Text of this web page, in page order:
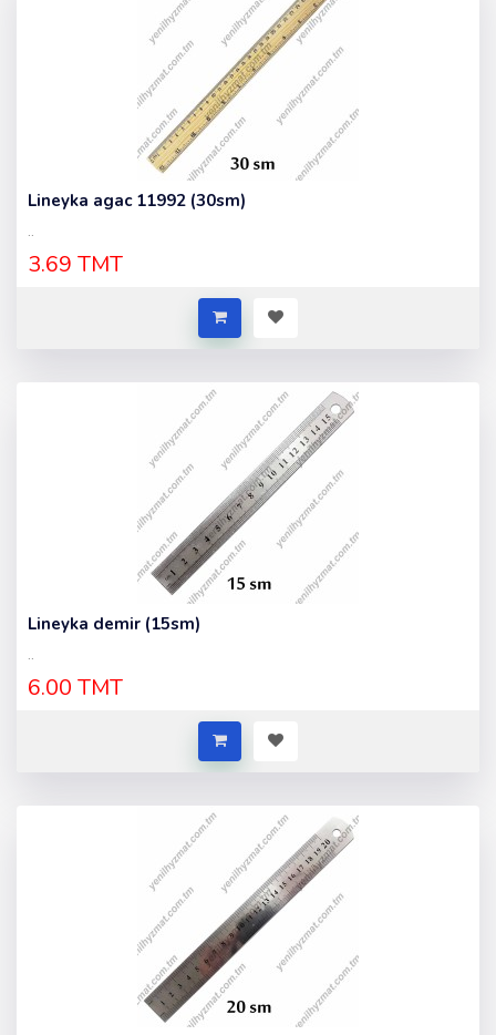
Lineyka agac 11992 (30sm)
..
3.69 TMT
Lineyka demir (15sm)
..
6.00 TMT